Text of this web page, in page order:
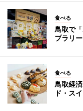
食べる
鳥取で
プラリ
食べる
鳥取経
ド・ス